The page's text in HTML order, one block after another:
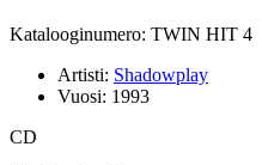
Katalooginumero: TWIN HIT 4
Artisti: Shadowplay
Vuosi: 1993
CD